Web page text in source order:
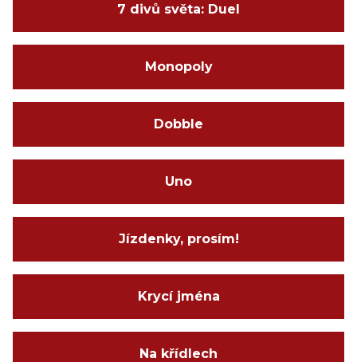
7 divů světa: Duel
Monopoly
Dobble
Uno
Jízdenky, prosím!
Krycí jména
Na křídlech